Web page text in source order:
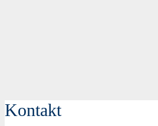
Kontakt